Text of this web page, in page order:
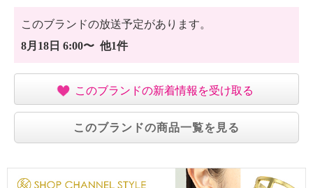
このブランドの放送予定があります。
8月18日 6:00〜 他1件
このブランドの新着情報を受け取る
このブランドの商品一覧を見る